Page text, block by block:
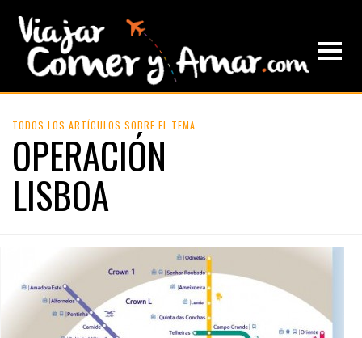
TODOS LOS ARTÍCULOS SOBRE EL TEMA
OPERACIÓN
LISBOA